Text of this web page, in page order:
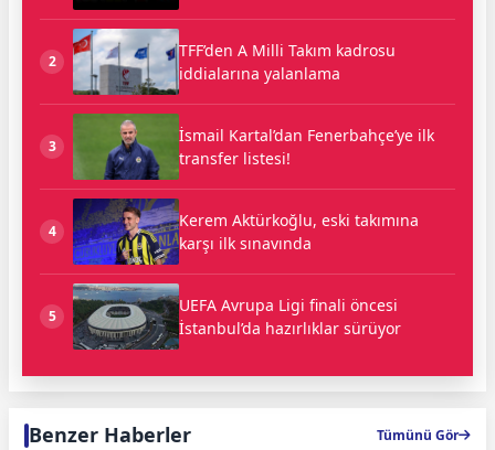
2
TFF’den A Milli Takım kadrosu
iddialarına yalanlama
3
İsmail Kartal’dan Fenerbahçe’ye ilk
transfer listesi!
4
Kerem Aktürkoğlu, eski takımına
karşı ilk sınavında
5
UEFA Avrupa Ligi finali öncesi
İstanbul’da hazırlıklar sürüyor
Benzer Haberler Tümünü Gör